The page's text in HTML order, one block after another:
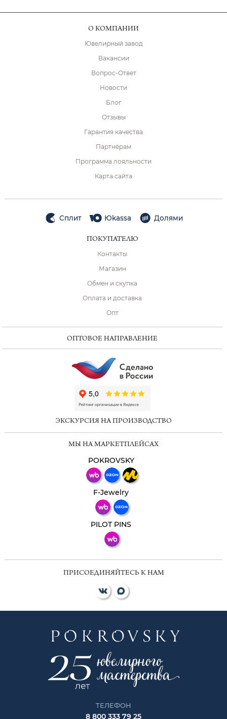
О КОМПАНИИ
Ювелирный завод
Вакансии
Вопрос-Ответ
Новости
Блог
Отзывы
Гарантия качества
Партнёрам
Программа лояльности
Карта сайта
Сплит Юkassa Долями
ПОКУПАТЕЛЮ
Контакты
Магазин
Обмен и скупка
Оплата и доставка
Опт
ОПТОВОЕ НАПРАВЛЕНИЕ
ЭКСКУРСИЯ НА ПРОИЗВОДСТВО
МЫ НА МАРКЕТПЛЕЙСАХ
POKROVSKY
F-Jewelry
PILOT PINS
ПРИСОЕДИНЯЙТЕСЬ К НАМ
ТЕЛЕФОН
8 800 333 79 25